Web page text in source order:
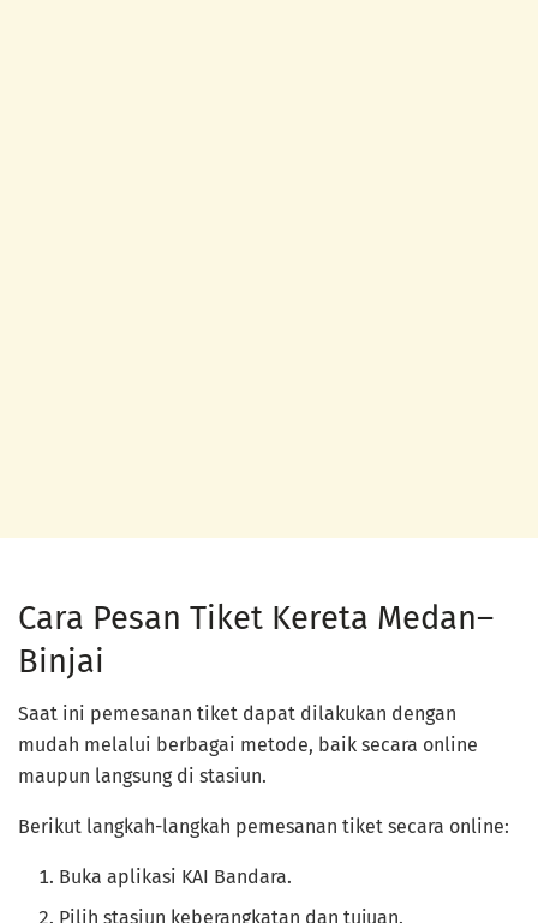
Cara Pesan Tiket Kereta Medan–
Binjai
Saat ini pemesanan tiket dapat dilakukan dengan
mudah melalui berbagai metode, baik secara online
maupun langsung di stasiun.
Berikut langkah-langkah pemesanan tiket secara online:
Buka aplikasi KAI Bandara.
Pilih stasiun keberangkatan dan tujuan.